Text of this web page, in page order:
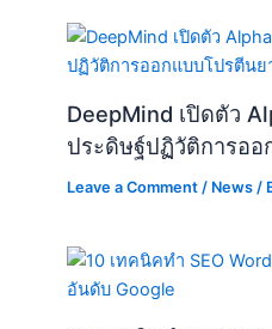
DeepMind เปิดตัว
ประดิษฐ์ปฏิวัติการอ
Leave a Comment / News /